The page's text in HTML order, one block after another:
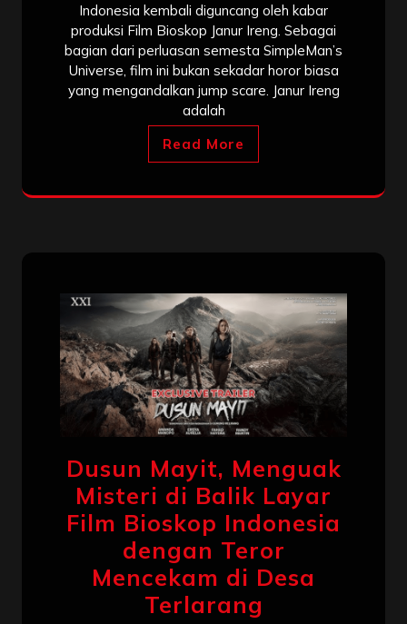
Indonesia kembali diguncang oleh kabar
produksi Film Bioskop Janur Ireng. Sebagai
bagian dari perluasan semesta SimpleMan’s
Universe, film ini bukan sekadar horor biasa
yang mengandalkan jump scare. Janur Ireng
adalah
Read More
Dusun Mayit, Menguak
Misteri di Balik Layar
Film Bioskop Indonesia
dengan Teror
Mencekam di Desa
Terlarang